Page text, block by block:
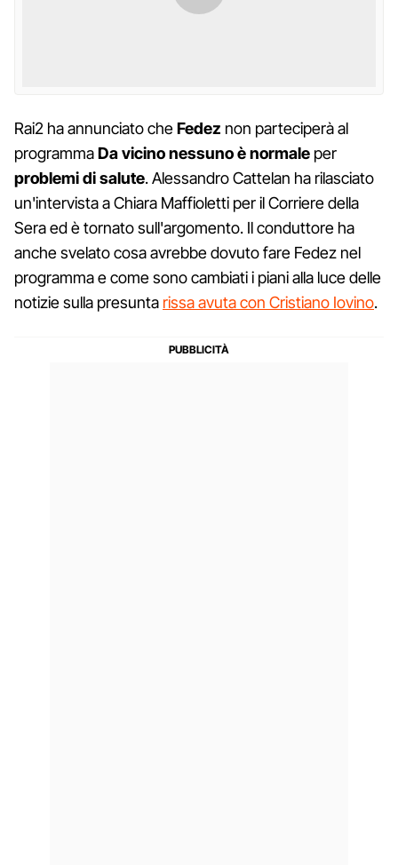
Rai2 ha annunciato cheFedez non parteciperà al
programmaDa vicino nessuno è normale per
problemi di salute. Alessandro Cattelan ha rilasciato
un'intervista a Chiara Maffioletti per il Corriere della
Sera ed è tornato sull'argomento. Il conduttore ha
anche svelato cosa avrebbe dovuto fare Fedez nel
programma e come sono cambiati i piani alla luce delle
notizie sulla presunta rissa avuta con Cristiano Iovino.